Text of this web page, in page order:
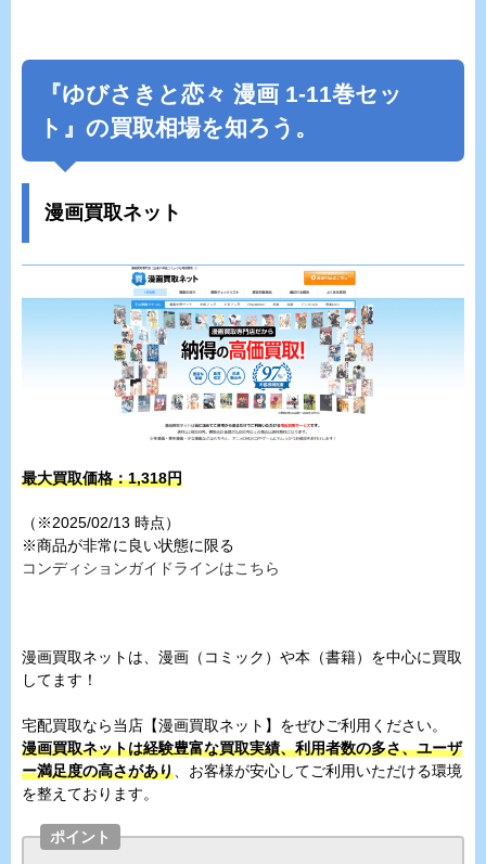
『ゆびさきと恋々 漫画 1-11巻セッ
ト』の買取相場を知ろう。
漫画買取ネット
最大買取価格：1,318円
（※2025/02/13 時点）
※商品が非常に良い状態に限る
コンディションガイドラインはこちら
漫画買取ネットは、漫画（コミック）や本（書籍）を中心に買取
してます！
宅配買取なら当店【漫画買取ネット】をぜひご利用ください。
漫画買取ネットは経験豊富な買取実績、利用者数の多さ、ユーザ
ー満足度の高さがあり 、お客様が安心してご利用いただける環境
を整えております。
ポイント